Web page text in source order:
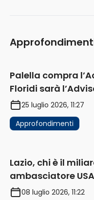
Palella compra
Floridi sarà
25 luglio 2026, 11:27
Approfondimenti
Lazio, chi è il
ambasciatore
di acquistare un
08 luglio 2026, 11:22